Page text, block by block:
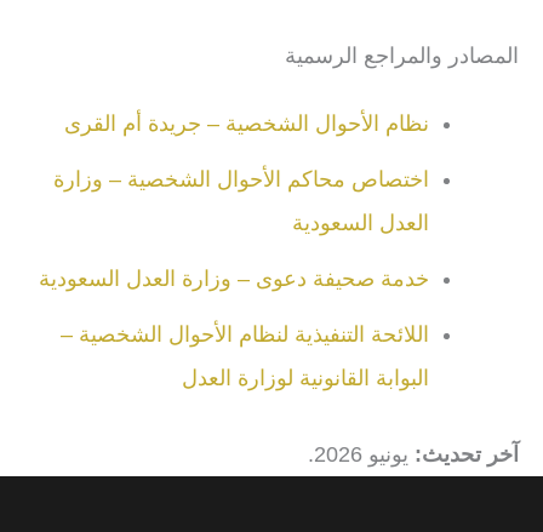
المصادر والمراجع الرسمية
نظام الأحوال الشخصية – جريدة أم القرى
اختصاص محاكم الأحوال الشخصية – وزارة
العدل السعودية
خدمة صحيفة دعوى – وزارة العدل السعودية
اللائحة التنفيذية لنظام الأحوال الشخصية –
البوابة القانونية لوزارة العدل
آخر تحديث: يونيو 2026.